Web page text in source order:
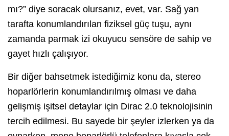
mı?” diye soracak olursanız, evet, var. Sağ yan
tarafta konumlandırılan fiziksel güç tuşu, aynı
zamanda parmak izi okuyucu sensöre de sahip ve
gayet hızlı çalışıyor.
Bir diğer bahsetmek istediğimiz konu da, stereo
hoparlörlerin konumlandırılmış olması ve daha
gelişmiş işitsel detaylar için Dirac 2.0 teknolojisinin
tercih edilmesi. Bu sayede bir şeyler izlerken ya da